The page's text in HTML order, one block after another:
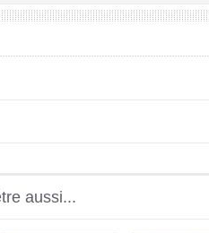
aussi...